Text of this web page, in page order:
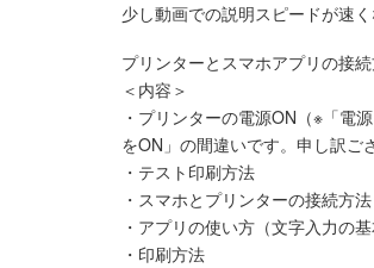
少し動画での説明スピードが速
プリンターとスマホアプリの接
＜内容＞
・プリンターの電源ON（※「電
をON」の間違いです。申し訳ご
・テスト印刷方法
・スマホとプリンターの接続方法
・アプリの使い方（文字入力の基
・印刷方法